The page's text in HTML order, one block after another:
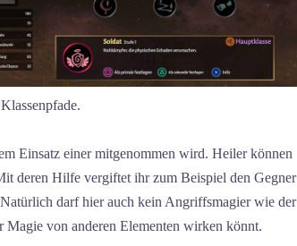
Einsatz einer mitgenommen wird. Heiler können
deren Hilfe vergiftet ihr zum Beispiel den Gegner
darf hier auch kein Angriffsmagier wie der
von anderen Elementen wirken könnt.